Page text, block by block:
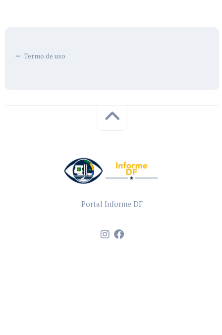
Termo de uso
Portal Informe DF